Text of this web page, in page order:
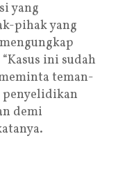
yang
pihak yang
ini sudah
teman-
penyelidikan
demi